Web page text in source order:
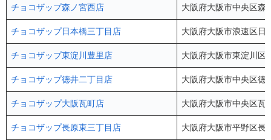
チョコザップ森ノ宮西店 大阪府大阪市中央区
チョコザップ日本橋三丁目店 大阪府大阪市浪速区
チョコザップ東淀川豊里店 大阪府大阪市東淀川
チョコザップ徳井二丁目店 大阪府大阪市中央区
チョコザップ大阪瓦町店 大阪府大阪市中央区
チョコザップ長原東三丁目店 大阪府大阪市平野区